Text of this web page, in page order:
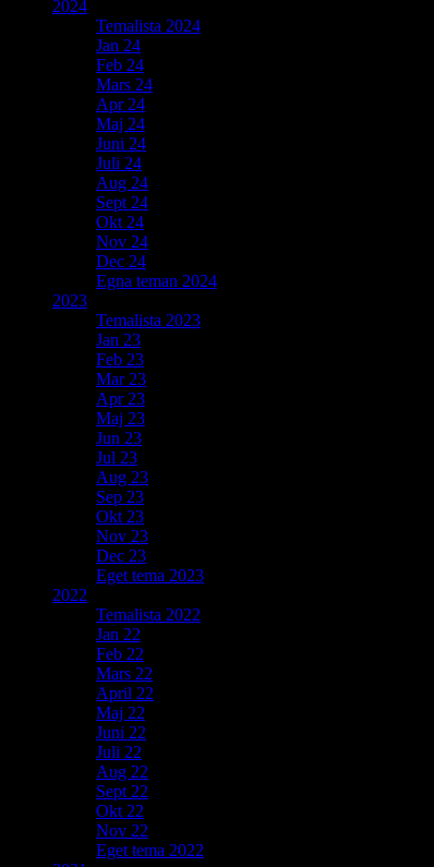
2024
Temalista 2024
Jan 24
Feb 24
Mars 24
Apr 24
Maj 24
Juni 24
Juli 24
Aug 24
Sept 24
Okt 24
Nov 24
Dec 24
Egna teman 2024
2023
Temalista 2023
Jan 23
Feb 23
Mar 23
Apr 23
Maj 23
Jun 23
Jul 23
Aug 23
Sep 23
Okt 23
Nov 23
Dec 23
Eget tema 2023
2022
Temalista 2022
Jan 22
Feb 22
Mars 22
April 22
Maj 22
Juni 22
Juli 22
Aug 22
Sept 22
Okt 22
Nov 22
Eget tema 2022